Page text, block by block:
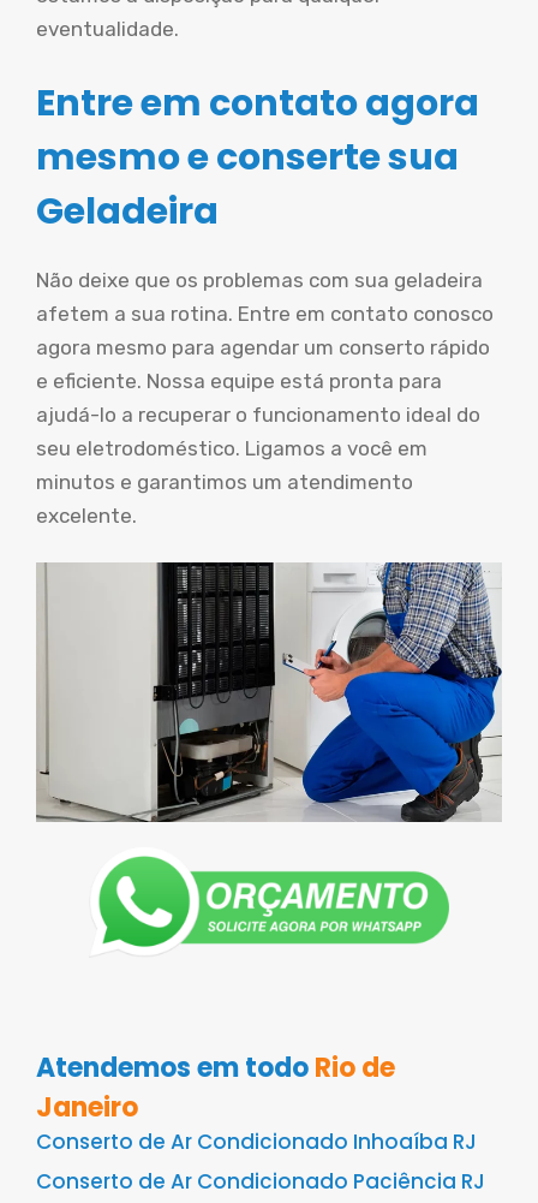
eventualidade.
Entre em contato agora
mesmo e conserte sua
Geladeira
Não deixe que os problemas com sua geladeira
afetem a sua rotina. Entre em contato conosco
agora mesmo para agendar um conserto rápido
e eficiente. Nossa equipe está pronta para
ajudá-lo a recuperar o funcionamento ideal do
seu eletrodoméstico. Ligamos a você em
minutos e garantimos um atendimento
excelente.
Atendemos em todoRio de
Janeiro
Conserto de Ar Condicionado Inhoaíba RJ
Conserto de Ar Condicionado Paciência RJ